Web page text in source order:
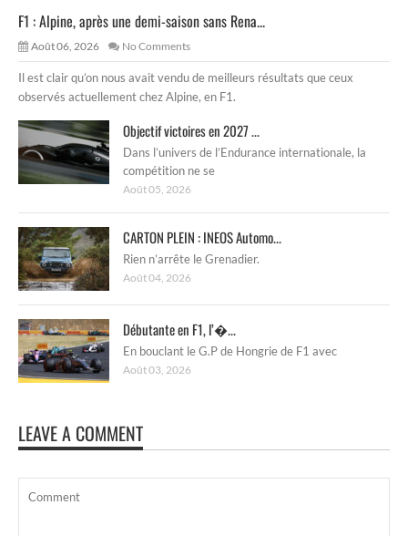
F1 : Alpine, après une demi-saison sans Rena...
Août 06, 2026 No Comments
Il est clair qu’on nous avait vendu de meilleurs résultats que ceux
observés actuellement chez Alpine, en F1.
Objectif victoires en 2027 ...
Dans l’univers de l’Endurance internationale, la
compétition ne se
Août 05, 2026
CARTON PLEIN : INEOS Automo...
Rien n’arrête le Grenadier.
Août 04, 2026
Débutante en F1, l’�...
En bouclant le G.P de Hongrie de F1 avec
Août 03, 2026
LEAVE A COMMENT